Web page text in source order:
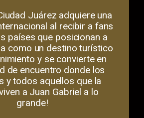
Juárez adquiere una
al recibir a fans
países que posicionan a
como un destino turístico
y se convierte en
de encuentro donde los
y todos aquellos que la
a Juan Gabriel a lo
grande!